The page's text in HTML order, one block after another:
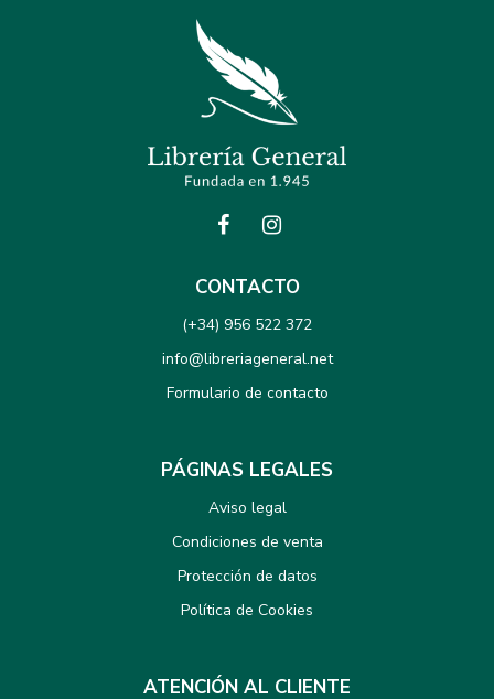
CONTACTO
(+34) 956 522 372
info@libreriageneral.net
Formulario de contacto
PÁGINAS LEGALES
Aviso legal
Condiciones de venta
Protección de datos
Política de Cookies
ATENCIÓN AL CLIENTE